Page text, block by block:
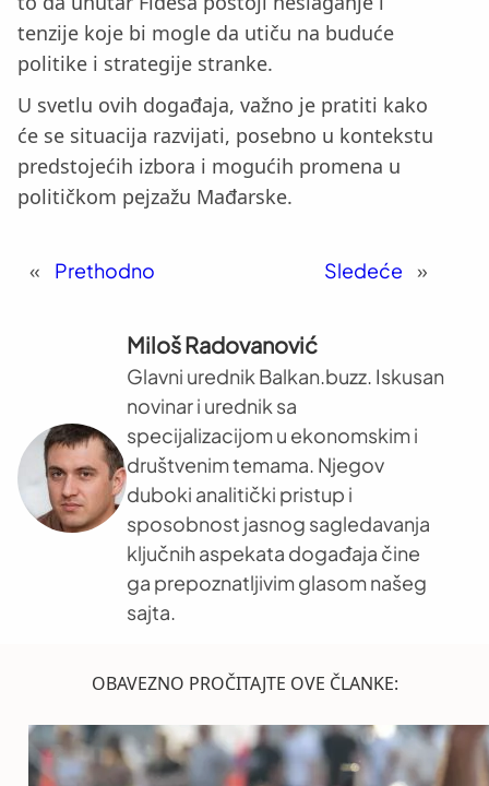
tenzije koje bi mogle da utiču na buduće
politike i strategije stranke.
U svetlu ovih događaja, važno je pratiti kako
će se situacija razvijati, posebno u kontekstu
predstojećih izbora i mogućih promena u
političkom pejzažu Mađarske.
« Prethodno Sledeće »
Miloš Radovanović
Glavni urednik Balkan.buzz. Iskusan
novinar i urednik sa
specijalizacijom u ekonomskim i
društvenim temama. Njegov
duboki analitički pristup i
sposobnost jasnog sagledavanja
ključnih aspekata događaja čine
ga prepoznatljivim glasom našeg
sajta.
OBAVEZNO PROČITAJTE OVE ČLANKE: